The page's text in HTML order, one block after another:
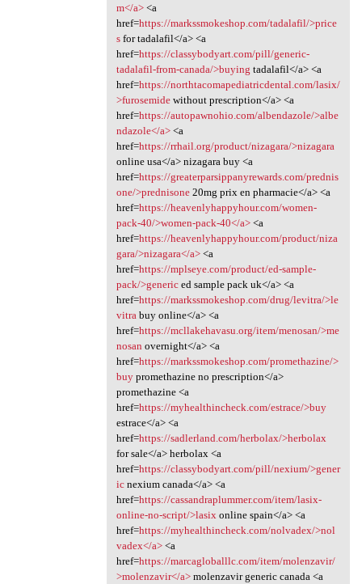
m</a><a
href=https://markssmokeshop.com/tadalafil/>price
sfor tadalafil</a> <a
href=https://classybodyart.com/pill/generic-
tadalafil-from-canada/>buying tadalafil</a> <a
href=https://northtacomapediatricdental.com/lasix/
>furosemidewithout prescription</a> <a
href=https://autopawnohio.com/albendazole/>albe
ndazole</a><a
href=https://rrhail.org/product/nizagara/>nizagara
online usa</a> nizagara buy <a
href=https://greaterparsippanyrewards.com/prednis
one/>prednisone20mg prix en pharmacie</a> <a
href=https://heavenlyhappyhour.com/women-
pack-40/>women-pack-40</a><a
href=https://heavenlyhappyhour.com/product/niza
gara/>nizagara</a><a
href=https://mplseye.com/product/ed-sample-
pack/>genericed sample pack uk</a> <a
href=https://markssmokeshop.com/drug/levitra/>le
vitrabuy online</a> <a
href=https://mcllakehavasu.org/item/menosan/>me
nosan overnight</a> <a
href=https://markssmokeshop.com/promethazine/>
buypromethazine no prescription</a>
promethazine <a
href=https://myhealthincheck.com/estrace/>buy
estrace</a> <a
href=https://sadlerland.com/herbolax/>herbolax
for sale</a> herbolax <a
href=https://classybodyart.com/pill/nexium/>gener
icnexium canada</a> <a
href=https://cassandraplummer.com/item/lasix-
online-no-script/>lasixonline spain</a> <a
href=https://myhealthincheck.com/nolvadex/>nol
vadex</a><a
href=https://marcagloballlc.com/item/molenzavir/
>molenzavir</a>molenzavir generic canada <a